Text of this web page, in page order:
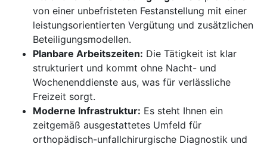
von einer unbefristeten Festanstellung mit einer
leistungsorientierten Vergütung und zusätzlichen
Beteiligungsmodellen.
Planbare Arbeitszeiten: Die Tätigkeit ist klar
strukturiert und kommt ohne Nacht- und
Wochenenddienste aus, was für verlässliche
Freizeit sorgt.
Moderne Infrastruktur: Es steht Ihnen ein
zeitgemäß ausgestattetes Umfeld für
orthopädisch-unfallchirurgische Diagnostik und